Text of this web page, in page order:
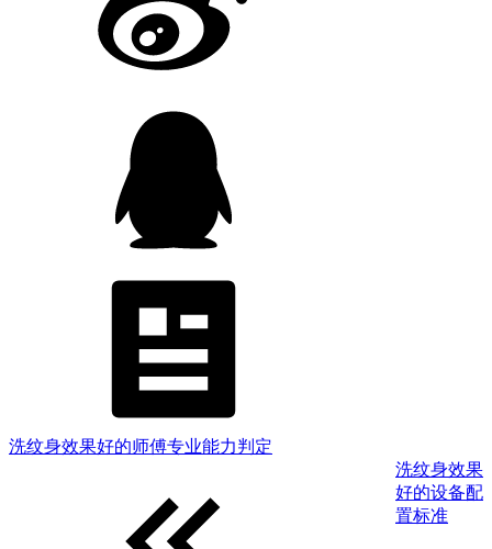
洗纹身效果好的师傅专业能力判定
洗纹身效果
好的设备配
置标准